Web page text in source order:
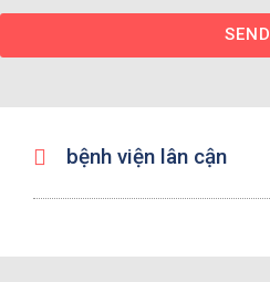
SEND
bệnh viện lân cận